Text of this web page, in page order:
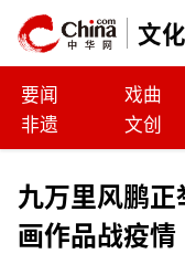
文化
要闻 戏曲
非遗
文创
九万里风鹏
画作品战疫情